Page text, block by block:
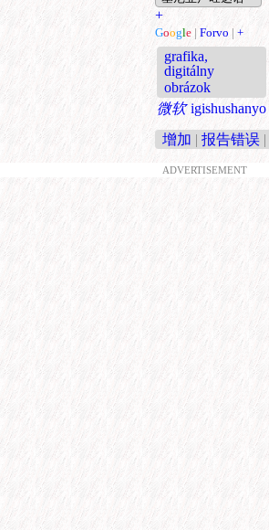
+
Google | Forvo | +
grafika,
digitálny
obrázok
微软 igishushanyo
增加 | 报告错误 |
ADVERTISEMENT